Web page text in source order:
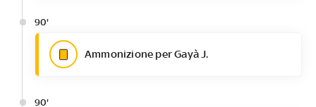
90'
Ammonizione per Gayà J.
90'